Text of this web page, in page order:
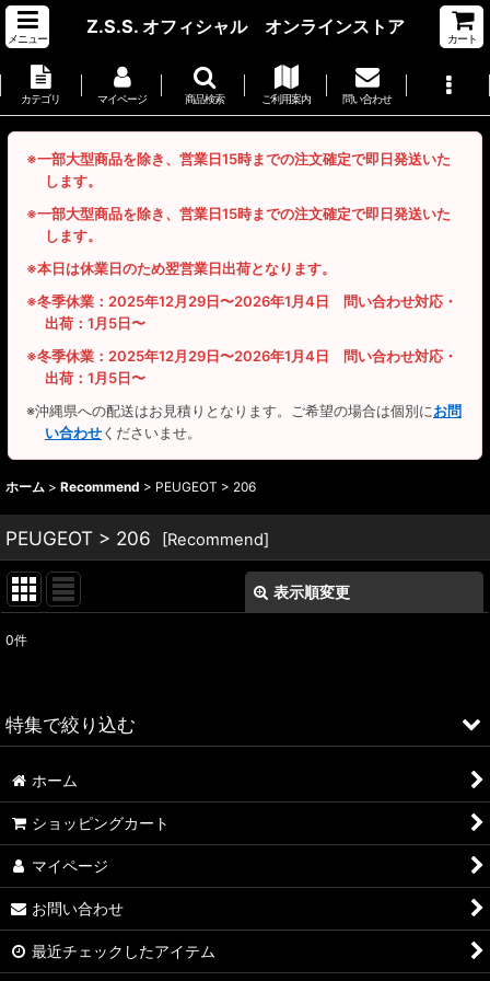
メニュー
Z.S.S. オフィシャル オンラインストア
カート
カテゴリ マイページ 商品検索 ご利用案内 問い合わせ
※一部大型商品を除き、営業日15時までの注文確定で即日発送いた
します。
※一部大型商品を除き、営業日15時までの注文確定で即日発送いた
します。
※本日は休業日のため翌営業日出荷となります。
※冬季休業：2025年12月29日〜2026年1月4日 問い合わせ対応・
出荷：1月5日〜
※冬季休業：2025年12月29日〜2026年1月4日 問い合わせ対応・
出荷：1月5日〜
※沖縄県への配送はお見積りとなります。ご希望の場合は個別にお問
い合わせくださいませ。
ホーム > Recommend > PEUGEOT > 206
PEUGEOT > 206 [Recommend]
表示順変更
並び順:
0件
特集で絞り込む
ALFA ROMEO > 156
ALFA ROMEO > 147
ALFA ROMEO > 159
A4
ホーム
ショッピングカート
マイページ
お問い合わせ
最近チェックしたアイテム